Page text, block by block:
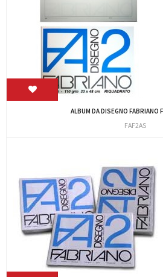
ALBUM DA DISEGNO FABRIANO
FAF2AS